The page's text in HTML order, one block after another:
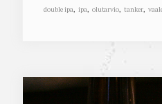
double ipa, ipa, olutarvio, tanker,